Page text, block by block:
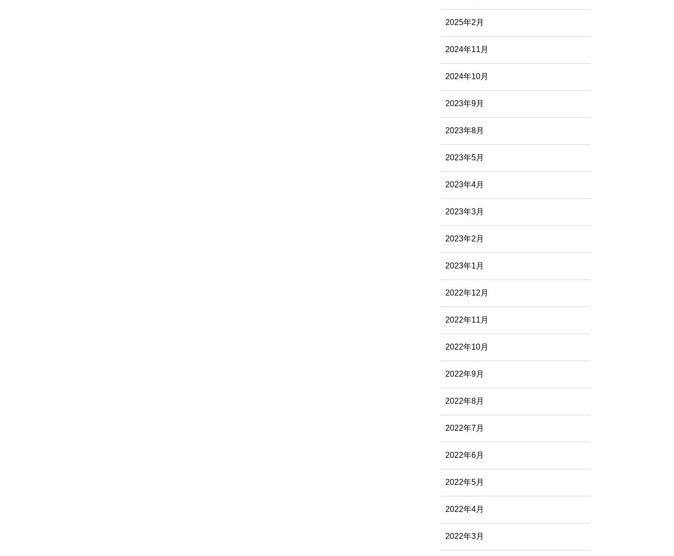
2025年2月
2024年11月
2024年10月
2023年9月
2023年8月
2023年5月
2023年4月
2023年3月
2023年2月
2023年1月
2022年12月
2022年11月
2022年10月
2022年9月
2022年8月
2022年7月
2022年6月
2022年5月
2022年4月
2022年3月